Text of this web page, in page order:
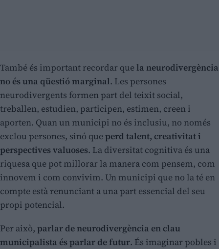
També és important recordar quela neurodivergència
no és una qüestió marginal. Les persones
neurodivergents formen part del teixit social,
treballen, estudien, participen, estimen, creen i
aporten. Quan un municipi no és inclusiu, no només
exclou persones, sinó queperd talent, creativitat i
perspectives valuoses. La diversitat cognitiva és una
riquesa que pot millorar la manera com pensem, com
innovem i com convivim. Un municipi que no la té en
compte està renunciant a una part essencial del seu
propi potencial.
Per això, parlar de neurodivergència en clau
municipalista és parlar de futur. És imaginar pobles i